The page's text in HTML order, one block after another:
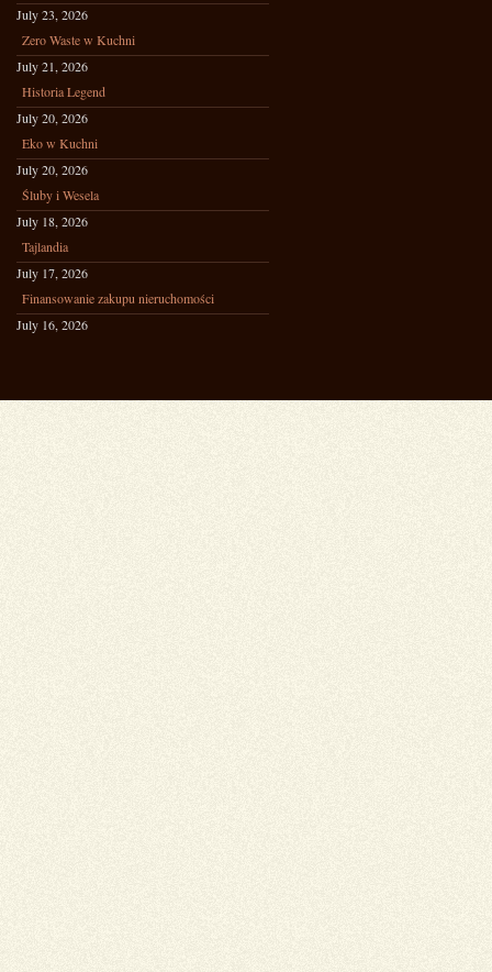
July 23, 2026
Zero Waste w Kuchni
July 21, 2026
Historia Legend
July 20, 2026
Eko w Kuchni
July 20, 2026
Śluby i Wesela
July 18, 2026
Tajlandia
July 17, 2026
Finansowanie zakupu nieruchomości
July 16, 2026